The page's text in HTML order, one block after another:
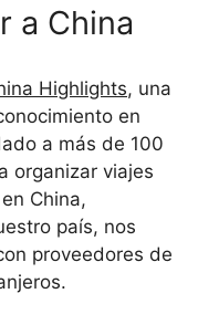
a China
Highlights, una
en
a más de 100
organizar viajes
China,
país, nos
proveedores de